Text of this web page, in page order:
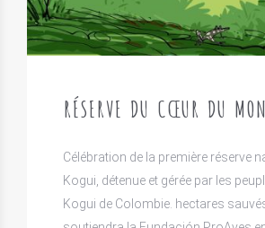
RÉSERVE DU CŒUR DU
Célébration de la première réserve
Kogui, détenue et gérée par les
Kogui de Colombie. hectares